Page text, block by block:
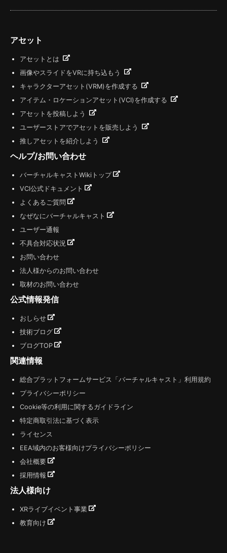
アセット
アセットとは
画像やスライドをVRに持ち込もう
キャラクターアセット(VRM)を作成する
アイテム・ロケーションアセット(VCI)を作成する
アセットを投稿しよう
ユーザーストアでアセットを販売しよう
推しアセットを紹介しよう
ヘルプ/お問い合わせ
バーチャルキャストWikiトップ
VCI公式ドキュメント
よくあるご質問
なぜなにバーチャルキャスト
ユーザー通報
不具合対応状況
お問い合わせ
法人様からのお問い合わせ
取材のお問い合わせ
公式情報発信
おしらせ
技術ブログ
ブログTOP
関連情報
総合プラットフォームサービス「バーチャルキャスト」利用規約
プライバシーポリシー
Cookie等の利用に関するガイドライン
特定商取引法に基づく表示
ライセンス
EEA域内のお客様向けプライバシーポリシー
会社概要
採用情報
法人様向け
XRライブイベント事業
教育向け